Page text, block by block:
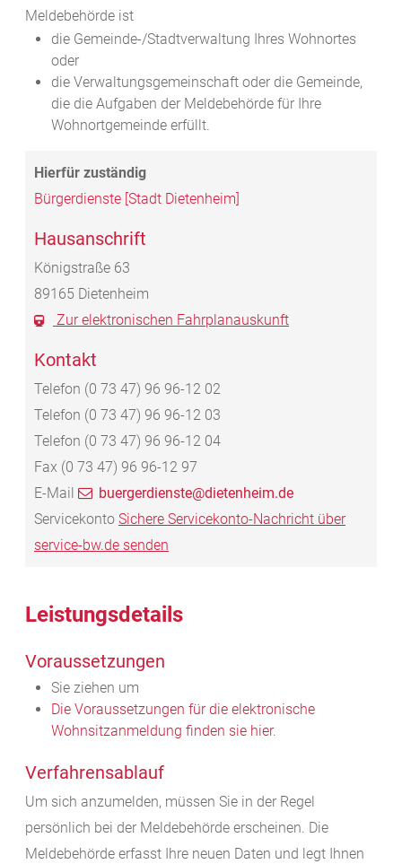
Meldebehörde ist
die Gemeinde-/Stadtverwaltung Ihres Wohnortes
oder
die Verwaltungsgemeinschaft oder die Gemeinde,
die die Aufgaben der Meldebehörde für Ihre
Wohnortgemeinde erfüllt.
Bürgerdienste [Stadt Dietenheim]
Hausanschrift
Königstraße 63
89165 Dietenheim
Zur elektronischen Fahrplanauskunft
Kontakt
Telefon (0 73 47) 96 96-12 02
Telefon (0 73 47) 96 96-12 03
Telefon (0 73 47) 96 96-12 04
Fax (0 73 47) 96 96-12 97
E-Mail
buergerdienste@dietenheim.de
Servicekonto Sichere Servicekonto-Nachricht über
service-bw.de senden
Leistungsdetails
Voraussetzungen
Sie ziehen um
Die Voraussetzungen für die elektronische
Wohnsitzanmeldung finden sie hier.
Verfahrensablauf
Um sich anzumelden, müssen Sie in der Regel
persönlich bei der Meldebehörde erscheinen. Die
Meldebehörde erfasst Ihre neuen Daten und legt Ihnen